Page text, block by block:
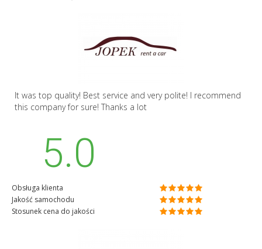
It was top quality! Best service and very polite! I recommend
this company for sure! Thanks a lot
5.0
Obsługa klienta
Jakość samochodu
Stosunek cena do jakości